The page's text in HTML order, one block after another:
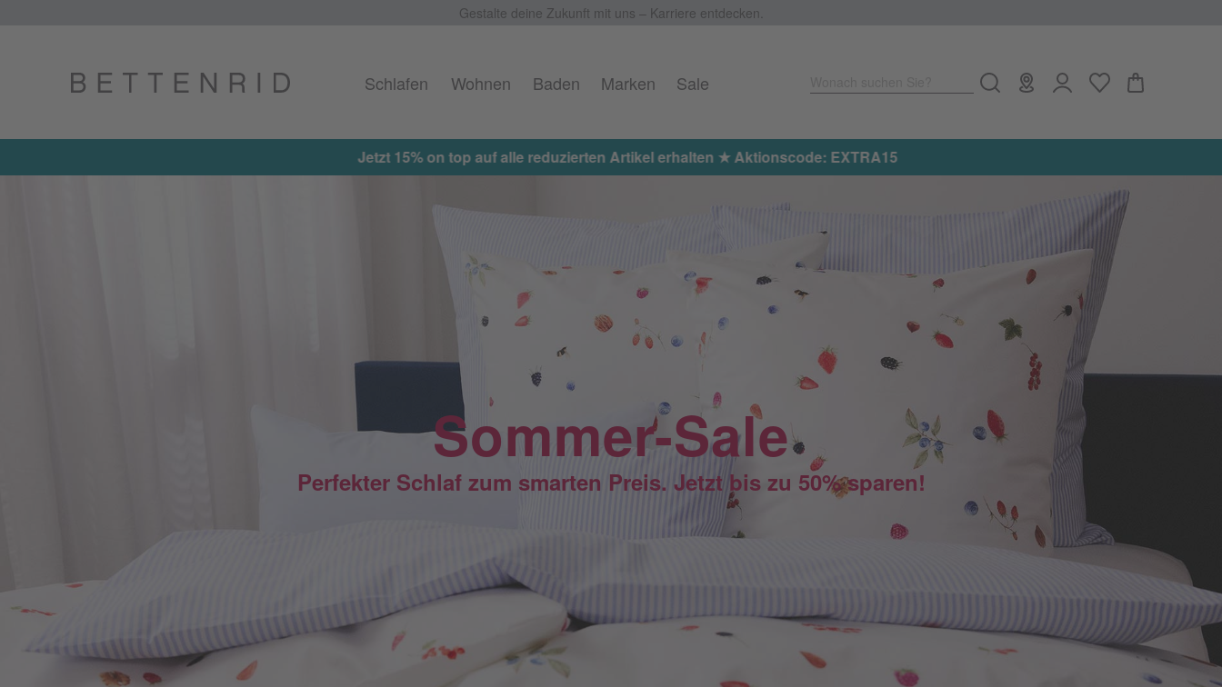
Gestalte deine Zukunft mit uns – Karriere entdecken.
Schlafen Wohnen Baden Marken Sale
Jetzt 15% on top auf alle reduzierten Artikel erhalten ★ Aktionscode: EXTRA15
Sommer-Sale
Perfekter Schlaf zum smarten Preis. Jetzt bis zu 50% sparen!